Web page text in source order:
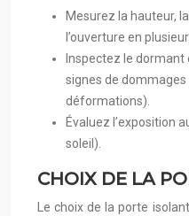
Mesurez la hauteur,
l’ouverture en
Inspectez le dormant
signes de
déformations).
Évaluez l’exposition
soleil).
CHOIX DE LA
Le choix de la porte